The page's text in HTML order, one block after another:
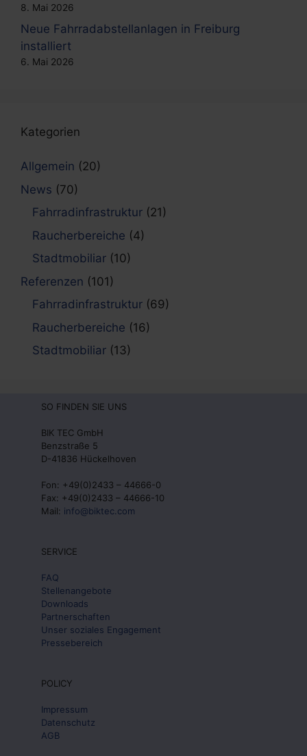
8. Mai 2026
Neue Fahrradabstellanlagen in Freiburg
installiert
6. Mai 2026
Kategorien
Allgemein (20)
News (70)
Fahrradinfrastruktur (21)
Raucherbereiche (4)
Stadtmobiliar (10)
Referenzen (101)
Fahrradinfrastruktur (69)
Raucherbereiche (16)
Stadtmobiliar (13)
SO FINDEN SIE UNS
BIK TEC GmbH
Benzstraße 5
D-41836 Hückelhoven
Fon: +49(0)2433 – 44666-0
Fax: +49(0)2433 – 44666-10
Mail: info@biktec.com
SERVICE
FAQ
Stellenangebote
Downloads
Partnerschaften
Unser soziales Engagement
Pressebereich
POLICY
Impressum
Datenschutz
AGB